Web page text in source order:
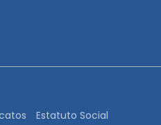
Estatuto Social